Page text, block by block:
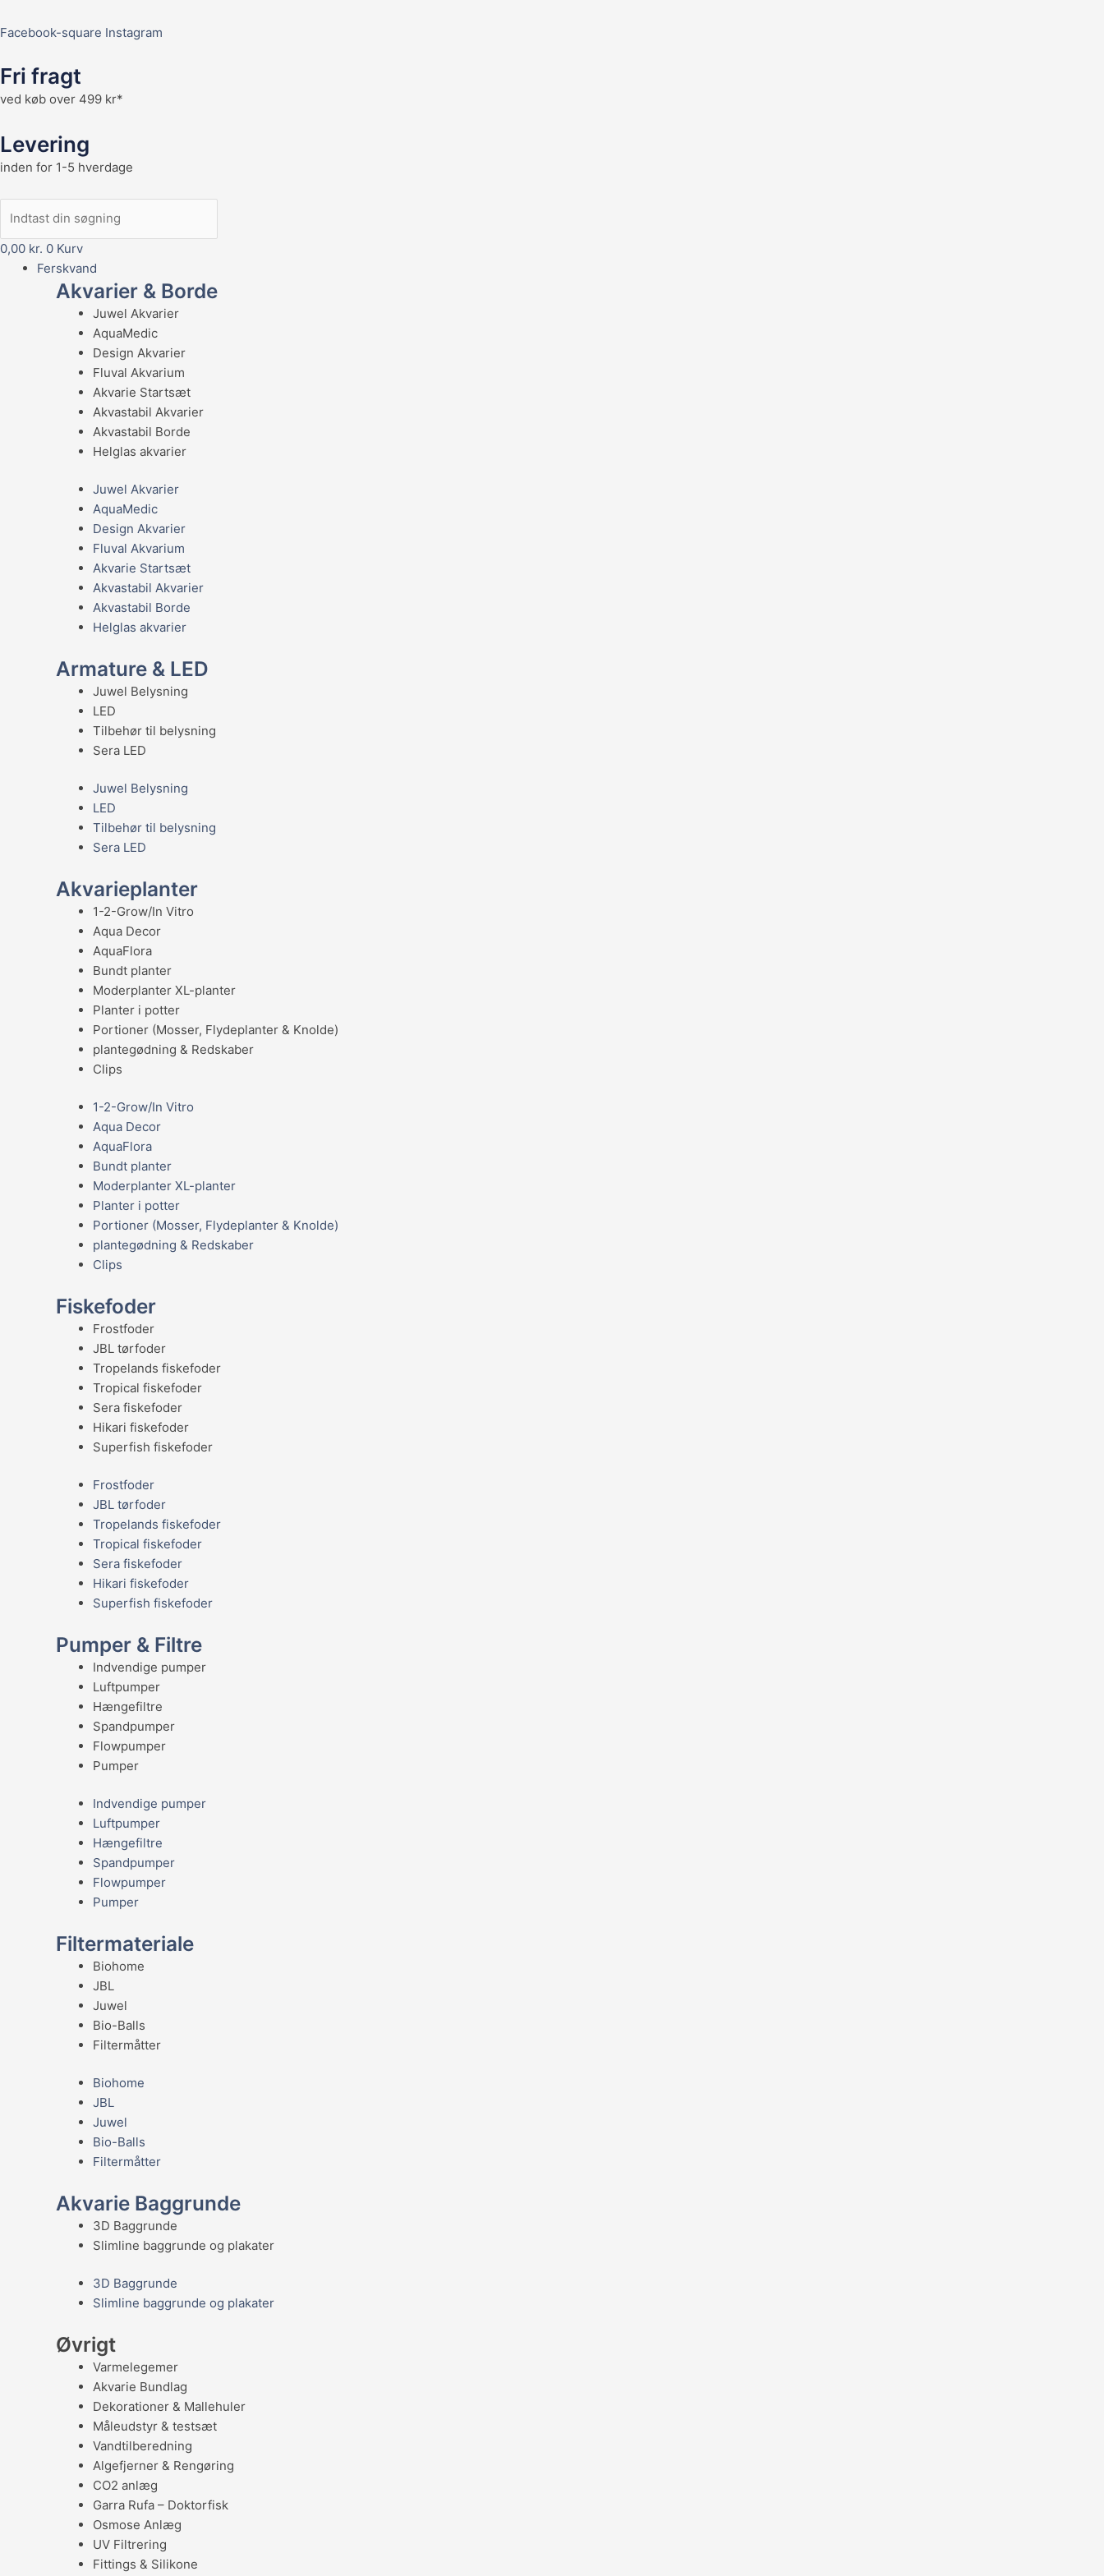
Facebook-square Instagram
Fri fragt
ved køb over 499 kr*
Levering
inden for 1-5 hverdage
0,00 kr. 0 Kurv
Ferskvand
Akvarier & Borde
Juwel Akvarier
AquaMedic
Design Akvarier
Fluval Akvarium
Akvarie Startsæt
Akvastabil Akvarier
Akvastabil Borde
Helglas akvarier
Juwel Akvarier
AquaMedic
Design Akvarier
Fluval Akvarium
Akvarie Startsæt
Akvastabil Akvarier
Akvastabil Borde
Helglas akvarier
Armature & LED
Juwel Belysning
LED
Tilbehør til belysning
Sera LED
Juwel Belysning
LED
Tilbehør til belysning
Sera LED
Akvarieplanter
1-2-Grow/In Vitro
Aqua Decor
AquaFlora
Bundt planter
Moderplanter XL-planter
Planter i potter
Portioner (Mosser, Flydeplanter & Knolde)
plantegødning & Redskaber
Clips
1-2-Grow/In Vitro
Aqua Decor
AquaFlora
Bundt planter
Moderplanter XL-planter
Planter i potter
Portioner (Mosser, Flydeplanter & Knolde)
plantegødning & Redskaber
Clips
Fiskefoder
Frostfoder
JBL tørfoder
Tropelands fiskefoder
Tropical fiskefoder
Sera fiskefoder
Hikari fiskefoder
Superfish fiskefoder
Frostfoder
JBL tørfoder
Tropelands fiskefoder
Tropical fiskefoder
Sera fiskefoder
Hikari fiskefoder
Superfish fiskefoder
Pumper & Filtre
Indvendige pumper
Luftpumper
Hængefiltre
Spandpumper
Flowpumper
Pumper
Indvendige pumper
Luftpumper
Hængefiltre
Spandpumper
Flowpumper
Pumper
Filtermateriale
Biohome
JBL
Juwel
Bio-Balls
Filtermåtter
Biohome
JBL
Juwel
Bio-Balls
Filtermåtter
Akvarie Baggrunde
3D Baggrunde
Slimline baggrunde og plakater
3D Baggrunde
Slimline baggrunde og plakater
Øvrigt
Varmelegemer
Akvarie Bundlag
Dekorationer & Mallehuler
Måleudstyr & testsæt
Vandtilberedning
Algefjerner & Rengøring
CO2 anlæg
Garra Rufa – Doktorfisk
Osmose Anlæg
UV Filtrering
Fittings & Silikone